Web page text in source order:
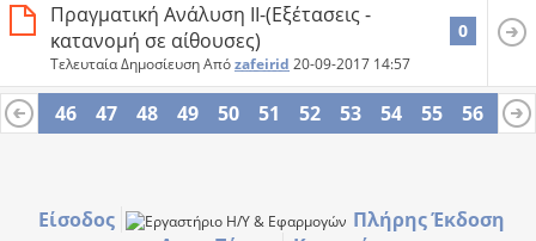
Πραγματική Ανάλυση II-(Εξέτασεις -
κατανομή σε αίθουσες)
Τελευταία Δημοσίευση Απόzafeirid 20-09-2017 14:57
0
45 46 47 48 49 50 51 52 53 54 55 56
57
Είσοδος
Πλήρης Έκδοση